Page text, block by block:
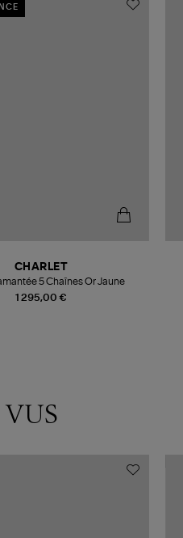
1 295,00 €
CHARLET
5 Chaînes Or Jaune